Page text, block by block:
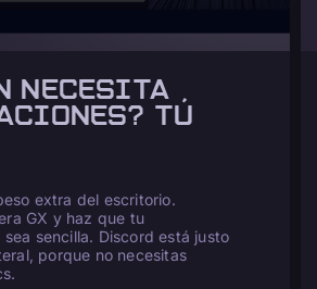
NECESITA
TÚ
extra del escritorio.
GX y haz que tu
sencilla. Discord está justo
porque no necesitas